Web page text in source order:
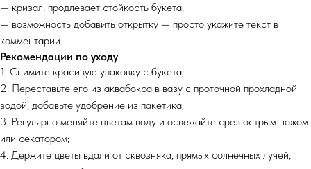
— кризал, продлевает стойкость букета,
— возможность добавить открытку — просто укажите текст в
комментарии.
Рекомендации по уходу
1. Снимите красивую упаковку с букета;
2. Переставьте его из аквабокса в вазу с проточной прохладной
водой, добавьте удобрение из пакетика;
3. Регулярно меняйте цветам воду и освежайте срез острым ножом
или секатором;
4. Держите цветы вдали от сквозняка, прямых солнечных лучей,